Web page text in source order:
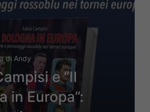
di Andy
e “Il
in Europa”: